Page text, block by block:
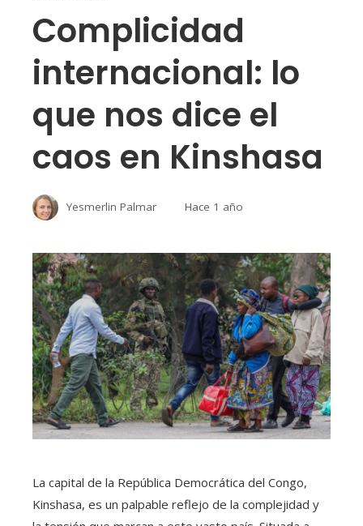
Complicidad
internacional: lo
que nos dice el
caos en Kinshasa
Yesmerlin Palmar Hace 1 año
La capital de la República Democrática del Congo,
Kinshasa, es un palpable reflejo de la complejidad y